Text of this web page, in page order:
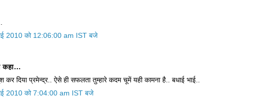
2010 को 12:06:00 am IST बजे
दिया प्रमेन्द्र.. ऐसे ही सफलता तुम्हारे कदम चूमें यही कामना है.. बधाई भाई..
2010 को 7:04:00 am IST बजे